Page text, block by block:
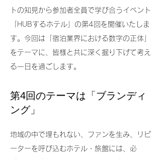
トの知見から参加者全員で学び合うイベント
「HUBするホテル」の第4回を開催いたしま
す。今回は「宿泊業界における数字の正体」
をテーマに、皆様と共に深く掘り下げて考え
る一日を過ごします。
​第4回のテーマは「ブランディ
ング」
地域の中で埋もれない、ファンを生み、リピ
ーターを呼び込むホテル・旅館には、必